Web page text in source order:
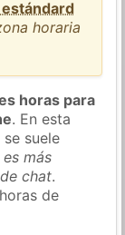
horaria
horas para
. En esta
suele
es más
chat.
de